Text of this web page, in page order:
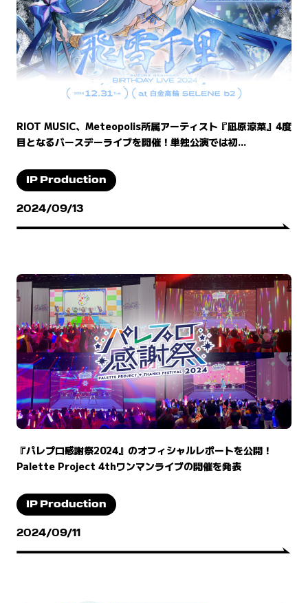
RIOT MUSIC、Meteopolis所属アーティスト『凪原涼菜』4度
目となるバースデーライブを開催！単独公演では初...
IP Production
2024/09/13
『パレプロ感謝祭2024』のオフィシャルレポートを公開！
Palette Project 4thワンマンライブの開催を発表
IP Production
2024/09/11